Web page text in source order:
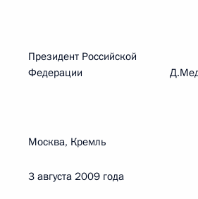
Президент Российской
Федерации
Москва, Кремль
3 августа 2009 года